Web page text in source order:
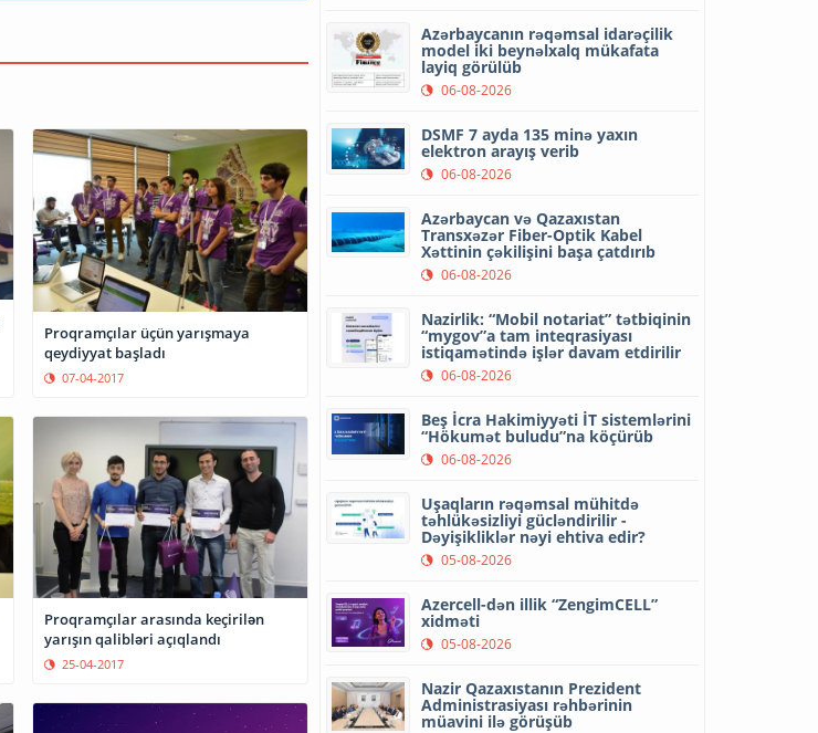
Proqramçılar üçün yarışmaya
qeydiyyat başladı
07-04-2017
Proqramçılar arasında keçirilən
yarışın qalibləri açıqlandı
25-04-2017
Azərbaycanın rəqəmsal idarəçilik
model iki beynəlxalq mükafata
layiq görülüb
06-08-2026
DSMF 7 ayda 135 minə yaxın
elektron arayış verib
06-08-2026
Azərbaycan və Qazaxıstan
Transxəzər Fiber-Optik Kabel
Xəttinin çəkilişini başa çatdırıb
06-08-2026
Nazirlik: “Mobil notariat” tətbiqinin
“mygov”a tam inteqrasiyası
istiqamətində işlər davam etdirilir
06-08-2026
Beş İcra Hakimiyyəti İT sistemlərini
“Hökumət buludu”na köçürüb
06-08-2026
Uşaqların rəqəmsal mühitdə
təhlükəsizliyi gücləndirilir -
Dəyişikliklər nəyi ehtiva edir?
05-08-2026
Azercell-dən illik “ZengimCELL”
xidməti
05-08-2026
Nazir Qazaxıstanın Prezident
Administrasiyası rəhbərinin
müavini ilə görüşüb